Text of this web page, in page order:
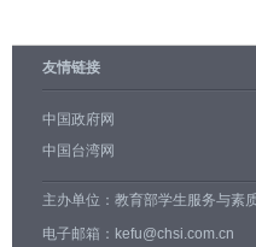
友情链接
中国政府网
中国台湾网
主办单位： 教育部学生服务与素
电子邮箱：kefu@chsi.com.cn